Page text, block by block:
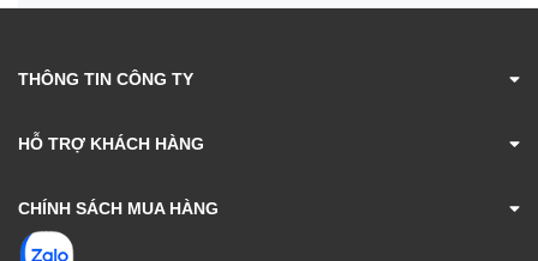
THÔNG TIN CÔNG TY
HỖ TRỢ KHÁCH HÀNG
CHÍNH SÁCH MUA HÀNG